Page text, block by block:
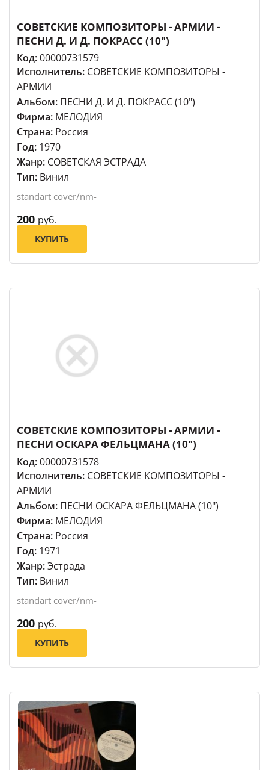
СОВЕТСКИЕ КОМПОЗИТОРЫ - АРМИИ -
ПЕСНИ Д. И Д. ПОКРАСС (10")
Код:00000731579
Исполнитель: СОВЕТСКИЕ КОМПОЗИТОРЫ -
АРМИИ
Альбом: ПЕСНИ Д. И Д. ПОКРАСС (10")
Фирма: МЕЛОДИЯ
Страна: Россия
Год: 1970
Жанр: СОВЕТСКАЯ ЭСТРАДА
Тип: Винил
standart cover/nm-
200 руб.
КУПИТЬ
СОВЕТСКИЕ КОМПОЗИТОРЫ - АРМИИ -
ПЕСНИ ОСКАРА ФЕЛЬЦМАНА (10")
Код:00000731578
Исполнитель: СОВЕТСКИЕ КОМПОЗИТОРЫ -
АРМИИ
Альбом: ПЕСНИ ОСКАРА ФЕЛЬЦМАНА (10")
Фирма: МЕЛОДИЯ
Страна: Россия
Год: 1971
Жанр:Эстрада
Тип: Винил
standart cover/nm-
200 руб.
КУПИТЬ